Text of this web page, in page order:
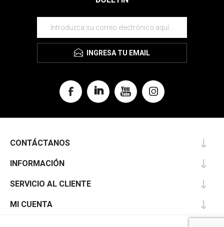
INGRESA TU EMAIL
CONTÁCTANOS
INFORMACIÓN
SERVICIO AL CLIENTE
MI CUENTA